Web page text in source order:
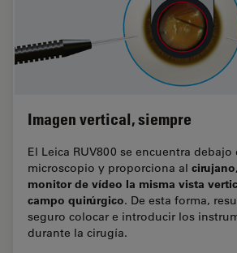
Imagen vertical, siempre
El Leica RUV800 se encuentra
microscopio y proporciona al
monitor de vídeo la misma vista
campo quirúrgico. De esta forma,
seguro colocar e introducir los
durante la cirugía.